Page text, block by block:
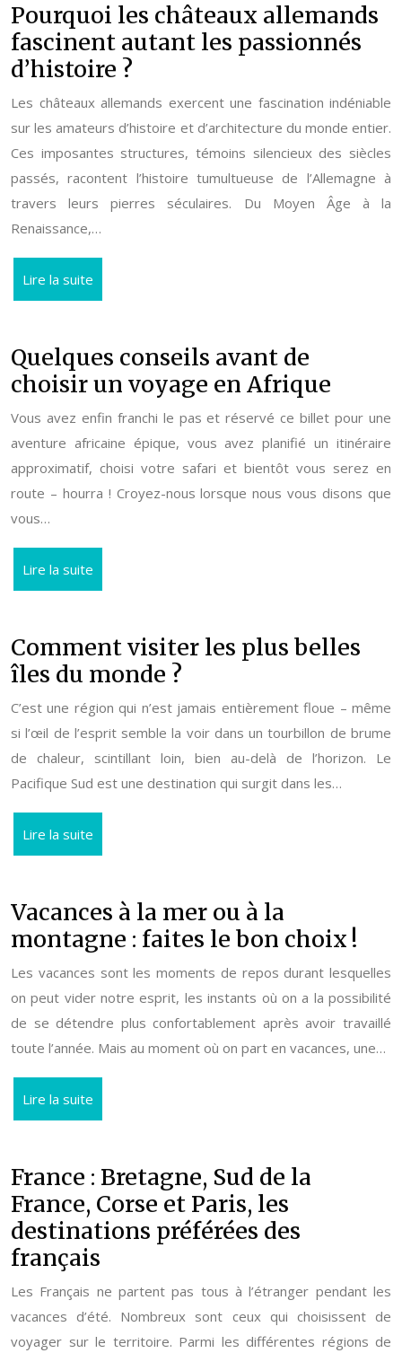
Pourquoi les châteaux allemands
fascinent autant les passionnés
d’histoire ?
Les châteaux allemands exercent une fascination indéniable
sur les amateurs d’histoire et d’architecture du monde entier.
Ces imposantes structures, témoins silencieux des siècles
passés, racontent l’histoire tumultueuse de l’Allemagne à
travers leurs pierres séculaires. Du Moyen Âge à la
Renaissance,…
Lire la suite
Quelques conseils avant de
choisir un voyage en Afrique
Vous avez enfin franchi le pas et réservé ce billet pour une
aventure africaine épique, vous avez planifié un itinéraire
approximatif, choisi votre safari et bientôt vous serez en
route – hourra ! Croyez-nous lorsque nous vous disons que
vous…
Lire la suite
Comment visiter les plus belles
îles du monde ?
C’est une région qui n’est jamais entièrement floue – même
si l’œil de l’esprit semble la voir dans un tourbillon de brume
de chaleur, scintillant loin, bien au-delà de l’horizon. Le
Pacifique Sud est une destination qui surgit dans les…
Lire la suite
Vacances à la mer ou à la
montagne : faites le bon choix !
Les vacances sont les moments de repos durant lesquelles
on peut vider notre esprit, les instants où on a la possibilité
de se détendre plus confortablement après avoir travaillé
toute l’année. Mais au moment où on part en vacances, une…
Lire la suite
France : Bretagne, Sud de la
France, Corse et Paris, les
destinations préférées des
français
Les Français ne partent pas tous à l’étranger pendant les
vacances d’été. Nombreux sont ceux qui choisissent de
voyager sur le territoire. Parmi les différentes régions de